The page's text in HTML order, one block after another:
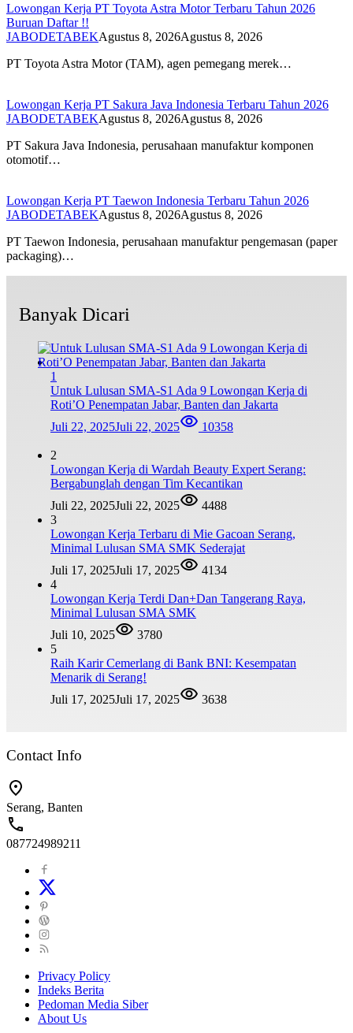
Lowongan Kerja PT Toyota Astra Motor Terbaru Tahun 2026
Buruan Daftar !!
JABODETABEKAgustus 8, 2026Agustus 8, 2026
PT Toyota Astra Motor (TAM), agen pemegang merek…
Lowongan Kerja PT Sakura Java Indonesia Terbaru Tahun 2026
JABODETABEKAgustus 8, 2026Agustus 8, 2026
PT Sakura Java Indonesia, perusahaan manufaktur komponen
otomotif…
Lowongan Kerja PT Taewon Indonesia Terbaru Tahun 2026
JABODETABEKAgustus 8, 2026Agustus 8, 2026
PT Taewon Indonesia, perusahaan manufaktur pengemasan (paper
packaging)…
Banyak Dicari
1
Untuk Lulusan SMA-S1 Ada 9 Lowongan Kerja di
Roti’O Penempatan Jabar, Banten dan Jakarta
Juli 22, 2025Juli 22, 2025 10358
2
Lowongan Kerja di Wardah Beauty Expert Serang:
Bergabunglah dengan Tim Kecantikan
Juli 22, 2025Juli 22, 2025
4488
3
Lowongan Kerja Terbaru di Mie Gacoan Serang,
Minimal Lulusan SMA SMK Sederajat
Juli 17, 2025Juli 17, 2025
4134
4
Lowongan Kerja Terdi Dan+Dan Tangerang Raya,
Minimal Lulusan SMA SMK
Juli 10, 2025
3780
5
Raih Karir Cemerlang di Bank BNI: Kesempatan
Menarik di Serang!
Juli 17, 2025Juli 17, 2025 3638
Contact Info
Serang, Banten
087724989211
Privacy Policy
Indeks Berita
Pedoman Media Siber
About Us